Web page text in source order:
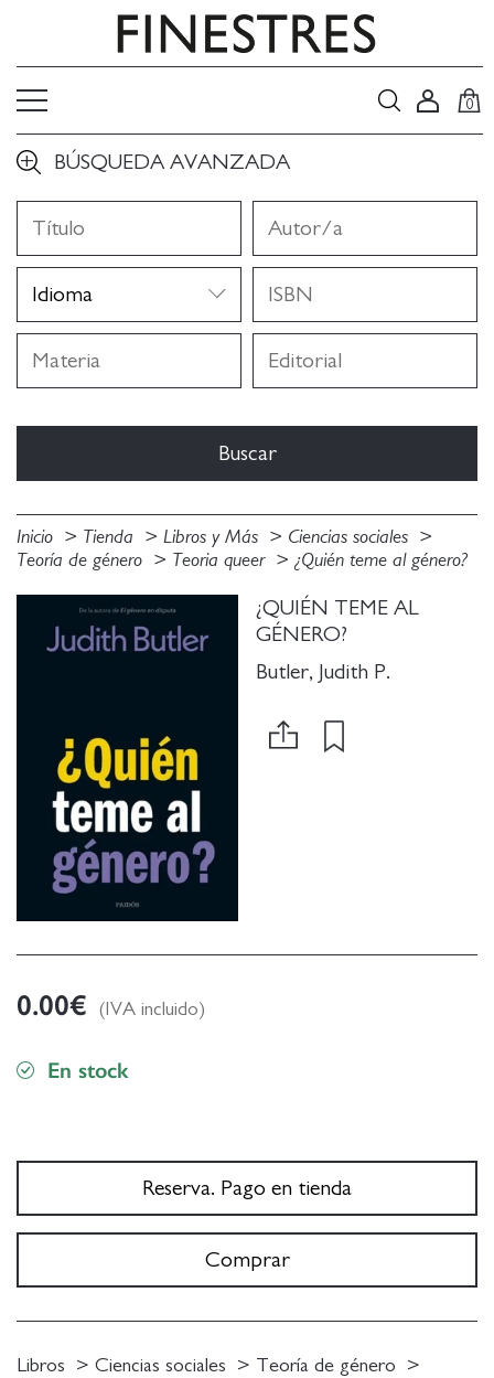
0
BÚSQUEDA AVANZADA
Inicio Tienda Libros y Más
Ciencias sociales
Teoría de género
Teoria queer ¿Quién teme al género?
¿QUIÉN TEME AL
GÉNERO?
Butler, Judith P.
0.00€ (IVA incluido)
En stock
Reserva. Pago en tienda
Comprar
Libros Ciencias sociales
Teoría de género